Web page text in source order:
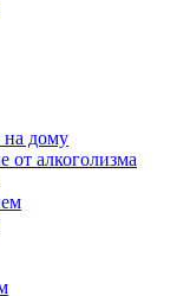
на дому
от алкоголизма